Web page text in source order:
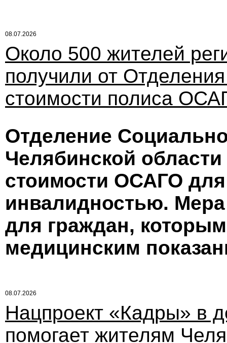
08.07.2026
Около 500 жителей
получили от
стоимости полиса
Отделение
Челябинской
стоимости ОСАГО
инвалидностью.
для граждан,
медицинским
08.07.2026
Нацпроект «Кадры» в
помогает жителям